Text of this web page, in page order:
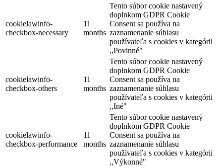
cookielawinfo-
checkbox-necessary
11
months
Tento súbor cookie nastavený
doplnkom GDPR Cookie
Consent sa používa na
zaznamenanie súhlasu
používateľa s cookies v kategórii
,,Povinné"
cookielawinfo-
checkbox-others
11
months
Tento súbor cookie nastavený
doplnkom GDPR Cookie
Consent sa používa na
zaznamenanie súhlasu
používateľa s cookies v kategórii
,,Iné"
cookielawinfo-
checkbox-performance
11
months
Tento súbor cookie nastavený
doplnkom GDPR Cookie
Consent sa používa na
zaznamenanie súhlasu
používateľa s cookies v kategórii
,,Výkonné"